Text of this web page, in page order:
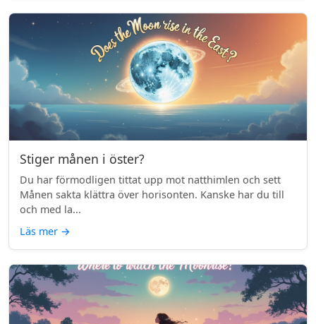
Stiger månen i öster?
Du har förmodligen tittat upp mot natthimlen och sett
Månen sakta klättra över horisonten. Kanske har du till
och med la...
Läs mer →